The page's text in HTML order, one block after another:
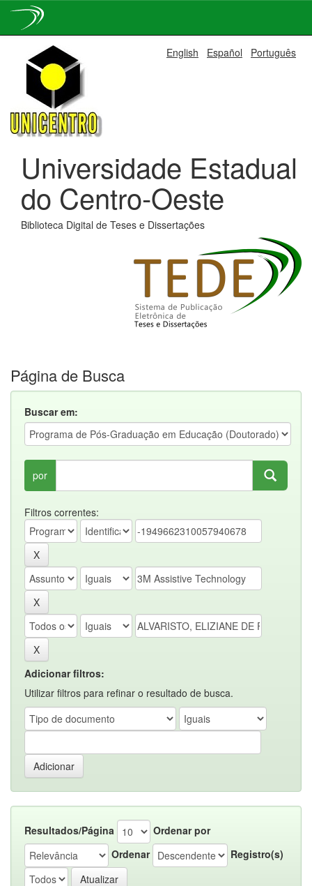
navigation
English Español Português
Universidade Estadual
do Centro-Oeste
Biblioteca Digital de Teses e Dissertações
Página de Busca
Buscar em:
por
Filtros correntes:
Adicionar filtros:
Utilizar filtros para refinar o resultado de busca.
Resultados/Página
Ordenar por
Ordenar
Registro(s)